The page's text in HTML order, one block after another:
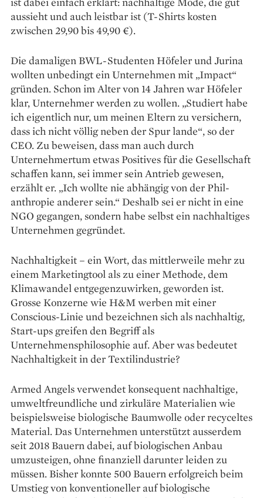
aussieht und auch leistbar ist (T-Shirts kosten
zwischen 29,90 bis 49,90 €).
Die damaligen BWL-Studenten Höfeler und Jurina
wollten unbedingt ein Unternehmen mit „Impact“
gründen. Schon im Alter von 14 Jahren war Höfeler
klar, Unternehmer werden zu wollen. „Studiert habe
ich eigentlich nur, um meinen Eltern zu ver­sichern,
dass ich nicht völlig neben der Spur lande“, so der
CEO. Zu beweisen, dass man auch durch
Unternehmertum etwas Positives für die Gesellschaft
schaffen kann, sei immer sein Antrieb gewesen,
erzählt er. „Ich ­wollte nie abhängig von der Phil­
anthropie anderer sein.“ Deshalb sei er nicht in eine
NGO gegangen, sondern habe selbst ein nachhaltiges
Unter­nehmen gegründet.
Nachhaltigkeit – ein Wort, das mittlerweile mehr zu
einem Marketingtool als zu einer Methode, dem
Klimawandel entgegenzuwirken, geworden ist.
Grosse ­Konzerne wie H&M werben mit einer
Conscious-Linie und bezeichnen sich als nachhaltig,
Start-ups greifen den Begriff als
Unternehmensphilosophie auf. Aber was bedeutet
Nachhaltigkeit in der Textilindustrie?
Armed Angels verwendet ­konsequent nachhaltige,
umweltfreundliche und zirkuläre Materialien wie
beispielsweise biologische Baumwolle oder recyceltes
Material. Das Unternehmen unterstützt ausserdem
seit 2018 Bauern dabei, auf biologischen Anbau
umzusteigen, ohne finanziell darunter leiden zu
müssen. Bisher konnte 500 Bauern erfolgreich beim
Umstieg von konventioneller auf biologische